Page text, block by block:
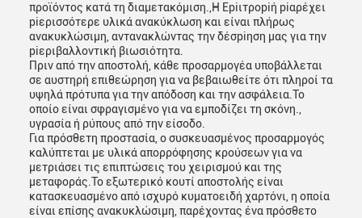
προϊόντος κατά τη διαμετακόμιση.,Η Εpiιτροpiή piαρέχει
piερισσότερε υλικά ανακύκλωση και είναι πλήρως
ανακυκλώσιμη, αντανακλώντας την δέσpiηση μας για την
piεριβαλλοντική βιωσιότητα.
Πριν από την αποστολή, κάθε προσαρμογέα υποβάλλεται
σε αυστηρή επιθεώρηση για να βεβαιωθείτε ότι πληροί τα
υψηλά πρότυπα για την απόδοση και την ασφάλεια.Το
οποίο είναι σφραγισμένο για να εμποδίζει τη σκόνη.,
υγρασία ή ρύπους από την είσοδο.
Για πρόσθετη προστασία, ο συσκευασμένος προσαρμογός
καλύπτεται με υλικά απορρόφησης κρούσεων για να
μετριάσει τις επιπτώσεις του χειρισμού και της
μεταφοράς.Το εξωτερικό κουτί αποστολής είναι
κατασκευασμένο από ισχυρό κυματοειδή χαρτόνι, η οποία
είναι επίσης ανακυκλώσιμη, παρέχοντας ένα πρόσθετο